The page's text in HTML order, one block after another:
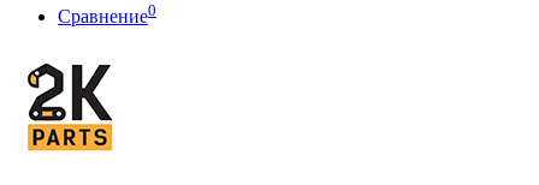
Сравнение0